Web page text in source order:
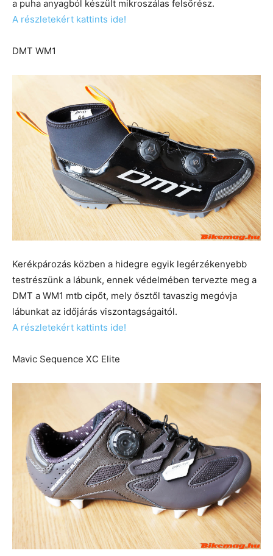
a puha anyagból készült mikroszálas felsőrész.
A részletekért kattints ide!
DMT WM1
Kerékpározás közben a hidegre egyik legérzékenyebb
testrészünk a lábunk, ennek védelmében tervezte meg a
DMT a WM1 mtb cipőt, mely ősztől tavaszig megóvja
lábunkat az időjárás viszontagságaitól.
A részletekért kattints ide!
Mavic Sequence XC Elite